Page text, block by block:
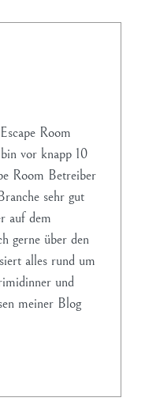
Room
vor knapp 10
Room Betreiber
sehr gut
auf dem
gerne über den
alles rund um
und
meiner Blog